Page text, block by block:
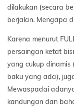
dilakukan (secara
berjalan. Mengapa
Karena menurut
persaingan ketat
yang cukup dinamis
baku yang ada),
Mewaspadai
kandungan dan